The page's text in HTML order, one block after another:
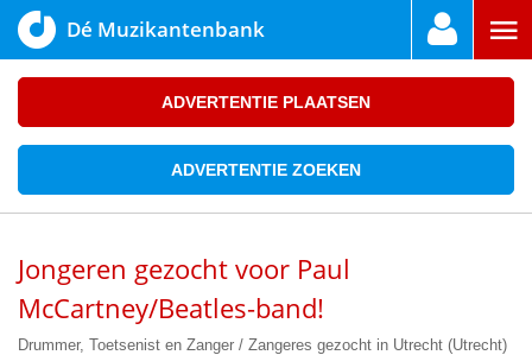
Dé Muzikantenbank
ADVERTENTIE PLAATSEN
ADVERTENTIE ZOEKEN
Jongeren gezocht voor Paul
McCartney/Beatles-band!
Drummer, Toetsenist en Zanger / Zangeres gezocht in Utrecht (Utrecht)